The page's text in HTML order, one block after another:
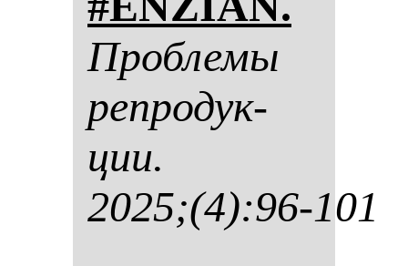
Проб­ле­мы
реп­ро­дук­
ции.
2025;(4):96-101